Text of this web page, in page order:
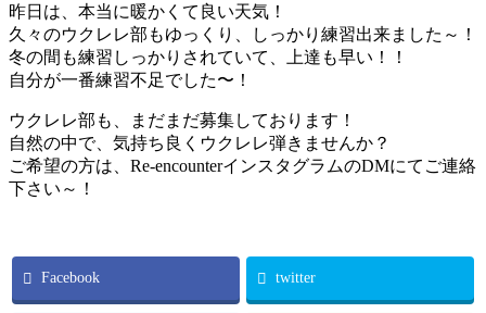
昨日は、本当に暖かくて良い天気！
久々のウクレレ部もゆっくり、しっかり練習出来ました～！
冬の間も練習しっかりされていて、上達も早い！！
自分が一番練習不足でした〜！
ウクレレ部も、まだまだ募集しております！
自然の中で、気持ち良くウクレレ弾きませんか？
ご希望の方は、Re-encounterインスタグラムのDMにてご連絡
下さい～！
Facebook twitter